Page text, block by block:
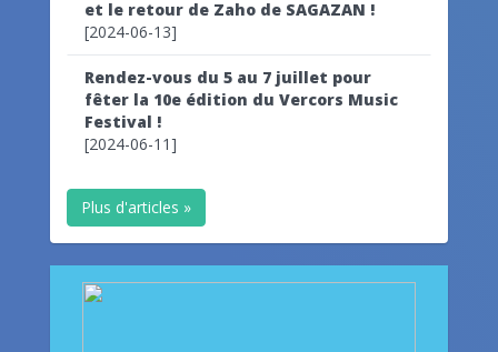
et le retour de Zaho de SAGAZAN !
[2024-06-13]
Rendez-vous du 5 au 7 juillet pour
fêter la 10e édition du Vercors Music
Festival !
[2024-06-11]
Plus d'articles »